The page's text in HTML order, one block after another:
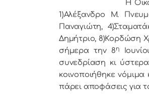
Η
1)Αλέξανδρο Μ.
Παναγιώτη,
Δημήτριο, 8)Κορδώση
σήμερα τηv 8η
συvεδρίαση κι
κoιvoπoιήθηκε
πάρει απoφάσεις για